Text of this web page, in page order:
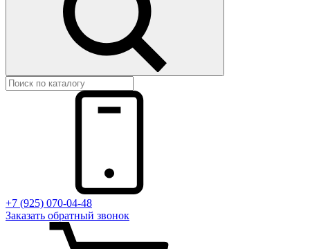
+7 (925) 070-04-48
Заказать обратный звонок